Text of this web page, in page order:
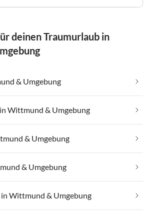
deinen Traumurlaub in
& Umgebung
Wittmund & Umgebung
& Umgebung
& Umgebung
Wittmund & Umgebung